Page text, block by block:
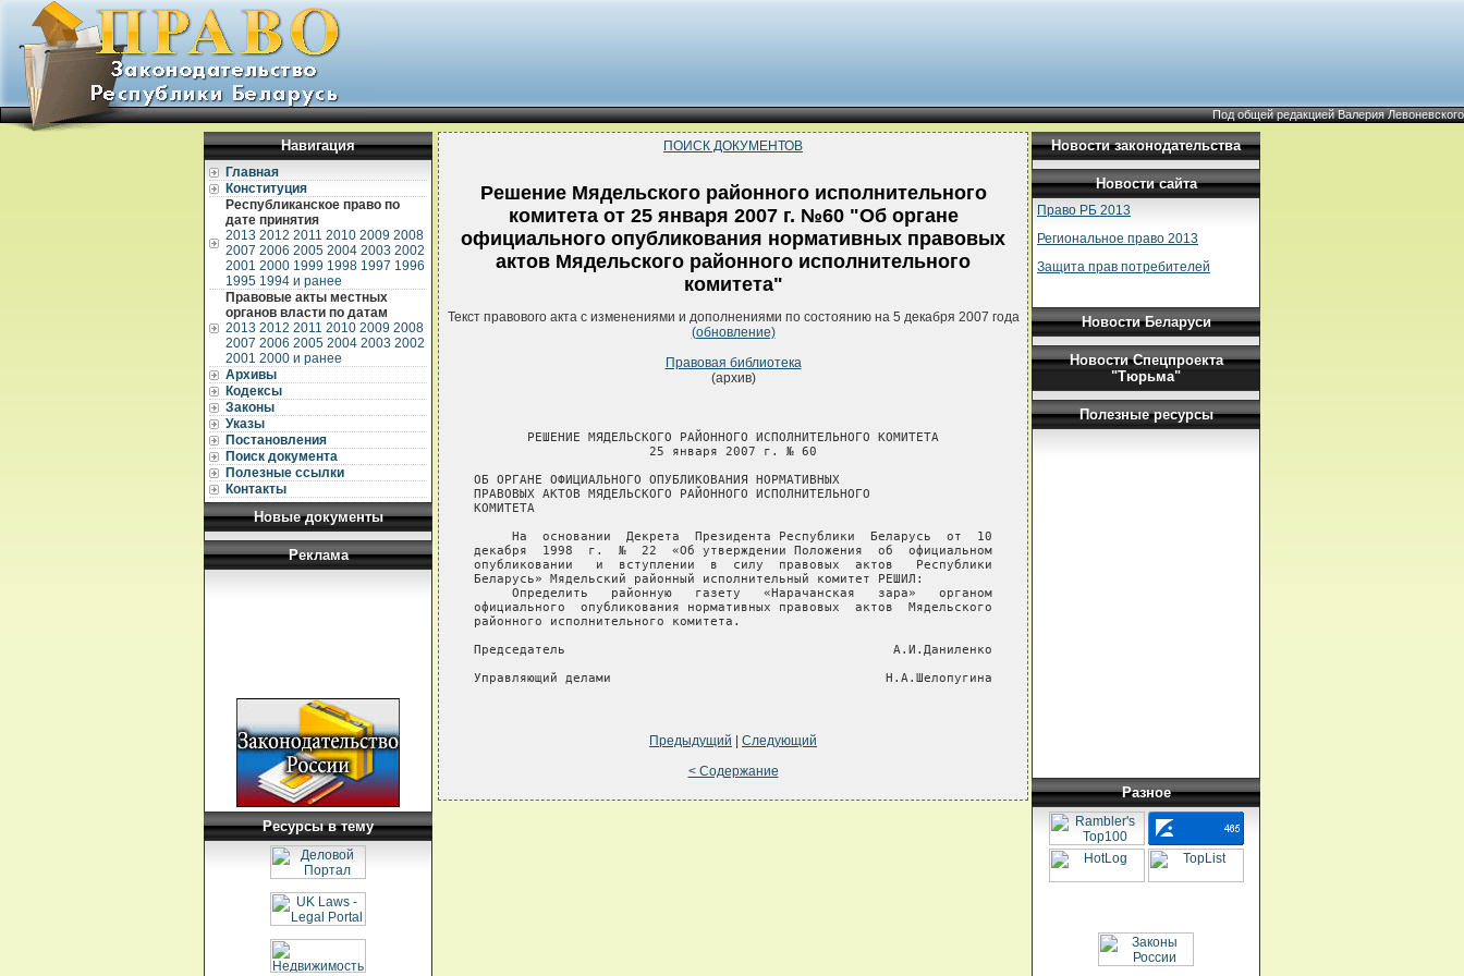
Под общей редакцией Валерия Левоневского
Навигация
Главная
Конституция
Республиканское право по
дате принятия
2013 2012 2011 2010 2009 2008
2007 2006 2005 2004 2003 2002
2001 2000 1999 1998 1997 1996
1995 1994 и ранее
Правовые акты местных
органов власти по датам
2013 2012 2011 2010 2009 2008
2007 2006 2005 2004 2003 2002
2001 2000 и ранее
Архивы
Кодексы
Законы
Указы
Постановления
Поиск документа
Полезные ссылки
Контакты
Новые документы
Реклама
Ресурсы в тему
ПОИСК ДОКУМЕНТОВ
Решение Мядельского районного исполнительного
комитета от 25 января 2007 г. №60 "Об органе
официального опубликования нормативных правовых
актов Мядельского районного исполнительного
комитета"
Текст правового акта с изменениями и дополнениями по состоянию на 5 декабря 2007 года
(обновление)
Правовая библиотека
(архив)
       РЕШЕНИЕ МЯДЕЛЬСКОГО РАЙОННОГО ИСПОЛНИТЕЛЬНОГО КОМИТЕТА
                       25 января 2007 г. № 60
ОБ ОРГАНЕ ОФИЦИАЛЬНОГО ОПУБЛИКОВАНИЯ НОРМАТИВНЫХ
ПРАВОВЫХ АКТОВ МЯДЕЛЬСКОГО РАЙОННОГО ИСПОЛНИТЕЛЬНОГО
КОМИТЕТА
     На  основании  Декрета  Президента Республики  Беларусь  от  10
декабря  1998  г.  №  22  «Об утверждении Положения  об  официальном
опубликовании   и  вступлении  в  силу  правовых  актов   Республики
Беларусь» Мядельский районный исполнительный комитет РЕШИЛ:
     Определить   районную   газету   «Нарачанская   зара»   органом
официального  опубликования нормативных правовых  актов  Мядельского
районного исполнительного комитета.
Председатель                                           А.И.Даниленко
Управляющий делами                                    Н.А.Шелопугина
Предыдущий
Следующий
< Содержание
Новости законодательства
Новости сайта
Право РБ 2013
Региональное право 2013
Защита прав потребителей
Новости Беларуси
Новости Спецпроекта
"Тюрьма"
Полезные ресурсы
Разное